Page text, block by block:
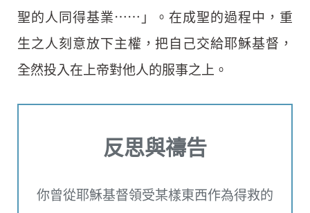
聖的人同得基業⋯⋯」。在成聖的過程中，重
生之人刻意放下主權，把自己交給耶穌基督，
全然投入在上帝對他人的服事之上。
反思與禱告
你曾從耶穌基督領受某樣東西作為得救的